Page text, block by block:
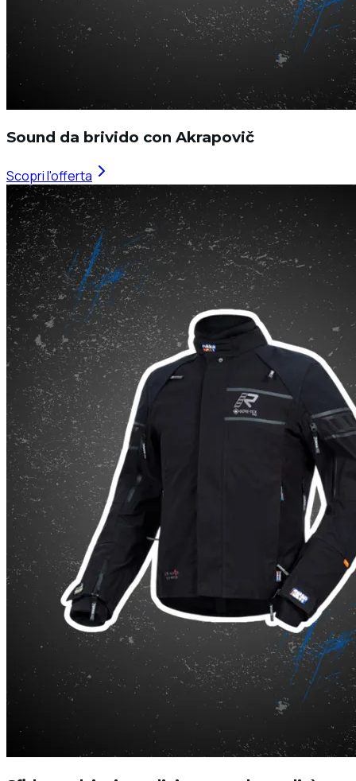
Sound da brivido con Akrapovič
Scopri l'offerta